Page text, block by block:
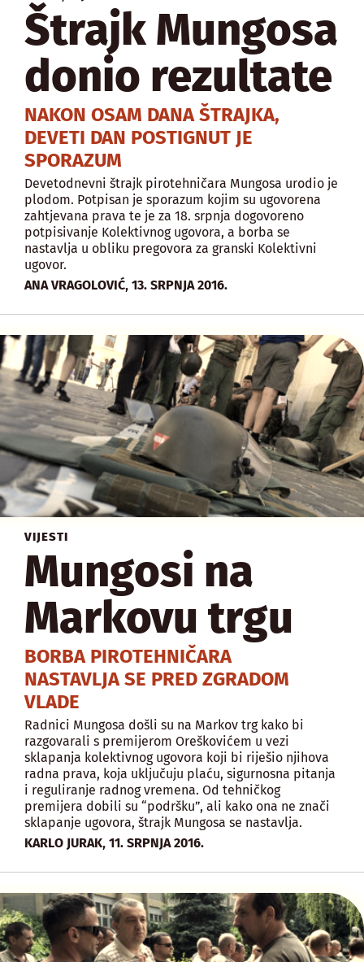
Štrajk Mungosa
donio rezultate
NAKON OSAM DANA ŠTRAJKA,
DEVETI DAN POSTIGNUT JE
SPORAZUM
Devetodnevni štrajk pirotehničara Mungosa urodio je
plodom. Potpisan je sporazum kojim su ugovorena
zahtjevana prava te je za 18. srpnja dogovoreno
potpisivanje Kolektivnog ugovora, a borba se
nastavlja u obliku pregovora za granski Kolektivni
ugovor.
ANA VRAGOLOVIĆ, 13. SRPNJA 2016.
VIJESTI
Mungosi na
Markovu trgu
BORBA PIROTEHNIČARA
NASTAVLJA SE PRED ZGRADOM
VLADE
Radnici Mungosa došli su na Markov trg kako bi
razgovarali s premijerom Oreškovićem u vezi
sklapanja kolektivnog ugovora koji bi riješio njihova
radna prava, koja uključuju plaću, sigurnosna pitanja
i reguliranje radnog vremena. Od tehničkog
premijera dobili su “podršku”, ali kako ona ne znači
sklapanje ugovora, štrajk Mungosa se nastavlja.
KARLO JURAK, 11. SRPNJA 2016.